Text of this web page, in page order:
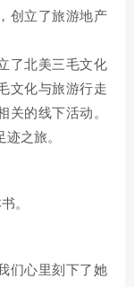
创立了旅游地产
了北美三毛文化
文化与旅游行走
关的线下活动。
之旅。
。
们心里刻下了她